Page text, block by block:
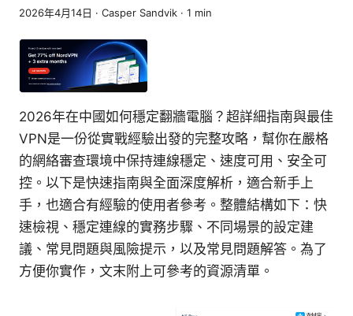
2026年4月14日 · Casper Sandvik · 1 min
2026年在中國如何穩定翻牆電腦？超詳細指南與最佳
VPN是一份從實戰經驗出發的完整攻略，幫你在嚴格
的網絡審查環境中保持連線穩定、速度可用、安全可
控。以下是快速指南與全面深度解析，適合新手上
手，也適合有經驗的使用者參考。整體結構如下：快
速檢視、穩定連線的實務步驟、不同場景的設定建
議、常見問題與風險提示，以及常見問題解答。為了
方便你實作，文末附上可參考的資源清單。